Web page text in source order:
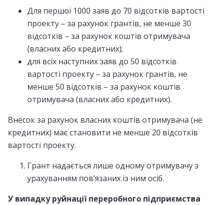
Для першої 1000 заяв до 70 відсотків вартості
проекту – за рахунок грантів, не менше 30
відсотків – за рахунок коштів отримувача
(власних або кредитних);
для всіх наступних заяв до 50 відсотків
вартості проекту – за рахунок грантів, не
менше 50 відсотків – за рахунок коштів
отримувача (власних або кредитних).
Внесок за рахунок власних коштів отримувача (не
кредитних) має становити не менше 20 відсотків
вартості проекту.
Грант надається лише одному отримувачу з
урахуванням пов’язаних із ним осіб.
У випадку руйнації переробного підприємства